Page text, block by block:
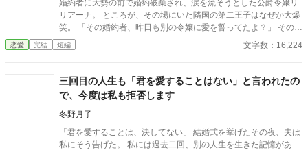
婚約者に大勢の前で婚約破棄され、涙を流そうとした公爵令嬢リ
リアーナ。 ところが、その場にいた隣国の第二王子はなぜか大爆
笑。 「その婚約者、昨日も別の令嬢に愛を誓ってたよ？」 その一
言から、元婚約者の嘘は次々と暴かれ、自滅の連続！ 泣くはずだ
った婚約破棄は、笑いと溺愛にあふれた人生逆転劇の幕開けだっ
恋愛 完結 短編 文字数：16,224
三回目の人生も「君を愛することはない」と言われたの
で、今度は私も拒否します
冬野月子
「君を愛することは、決してない」 結婚式を挙げたその夜、夫は
私にそう告げた。 私には過去二回、別の人生を生きた記憶があ